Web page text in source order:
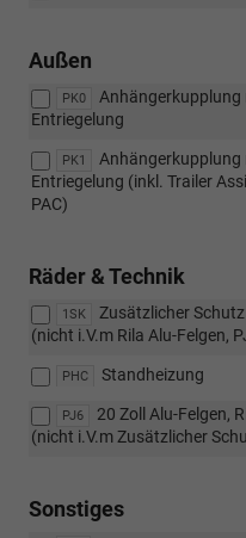
Außen
PK0
Anhängerkupplung
Entriegelung
PK1
Anhängerkupplung
Entriegelung (inkl. Trailer
PAC)
Räder & Technik
1SK
Zusätzlicher
(nicht i.V.m Rila Alu-Felgen,
PHC Standheizung
PJ6
20 Zoll Alu-Felgen,
(nicht i.V.m Zusätzlicher
Sonstiges